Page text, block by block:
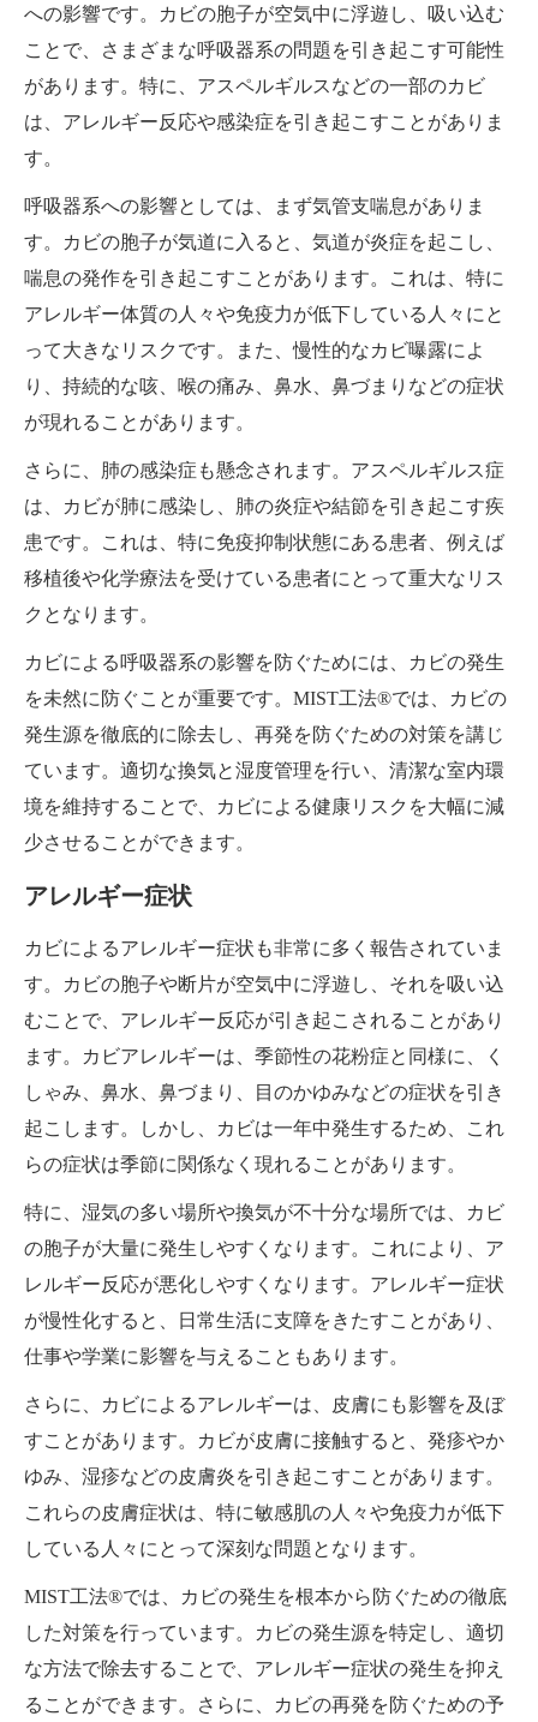
への影響です。カビの胞子が空気中に浮遊し、吸い込む
ことで、さまざまな呼吸器系の問題を引き起こす可能性
があります。特に、アスペルギルスなどの一部のカビ
は、アレルギー反応や感染症を引き起こすことがありま
す。
呼吸器系への影響としては、まず気管支喘息がありま
す。カビの胞子が気道に入ると、気道が炎症を起こし、
喘息の発作を引き起こすことがあります。これは、特に
アレルギー体質の人々や免疫力が低下している人々にと
って大きなリスクです。また、慢性的なカビ曝露によ
り、持続的な咳、喉の痛み、鼻水、鼻づまりなどの症状
が現れることがあります。
さらに、肺の感染症も懸念されます。アスペルギルス症
は、カビが肺に感染し、肺の炎症や結節を引き起こす疾
患です。これは、特に免疫抑制状態にある患者、例えば
移植後や化学療法を受けている患者にとって重大なリス
クとなります。
カビによる呼吸器系の影響を防ぐためには、カビの発生
を未然に防ぐことが重要です。MIST工法®では、カビの
発生源を徹底的に除去し、再発を防ぐための対策を講じ
ています。適切な換気と湿度管理を行い、清潔な室内環
境を維持することで、カビによる健康リスクを大幅に減
少させることができます。
アレルギー症状
カビによるアレルギー症状も非常に多く報告されていま
す。カビの胞子や断片が空気中に浮遊し、それを吸い込
むことで、アレルギー反応が引き起こされることがあり
ます。カビアレルギーは、季節性の花粉症と同様に、く
しゃみ、鼻水、鼻づまり、目のかゆみなどの症状を引き
起こします。しかし、カビは一年中発生するため、これ
らの症状は季節に関係なく現れることがあります。
特に、湿気の多い場所や換気が不十分な場所では、カビ
の胞子が大量に発生しやすくなります。これにより、ア
レルギー反応が悪化しやすくなります。アレルギー症状
が慢性化すると、日常生活に支障をきたすことがあり、
仕事や学業に影響を与えることもあります。
さらに、カビによるアレルギーは、皮膚にも影響を及ぼ
すことがあります。カビが皮膚に接触すると、発疹やか
ゆみ、湿疹などの皮膚炎を引き起こすことがあります。
これらの皮膚症状は、特に敏感肌の人々や免疫力が低下
している人々にとって深刻な問題となります。
MIST工法®では、カビの発生を根本から防ぐための徹底
した対策を行っています。カビの発生源を特定し、適切
な方法で除去することで、アレルギー症状の発生を抑え
ることができます。さらに、カビの再発を防ぐための予